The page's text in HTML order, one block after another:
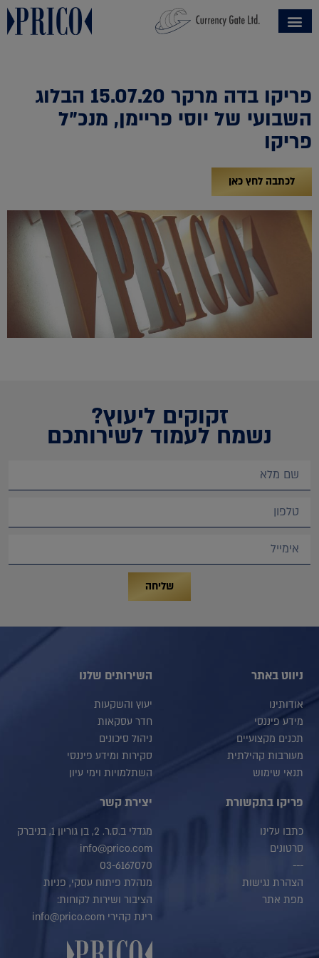
פריקו בדה מרקר 15.07.20 הבלוג
השבועי של יוסי פריימן, מנכ"ל
פריקו
לכתבה לחץ כאן
זקוקים ליעוץ?
נשמח לעמוד לשירותכם
שליחה
ניווט באתר
אודותינו
מידע פיננסי
תכנים מקצועיים
מעורבות קהילתית
תנאי שימוש
השירותים שלנו
יעוץ והשקעות
חדר עסקאות
ניהול סיכונים
סקירות ומידע פיננסי
השתלמויות וימי עיון
פריקו בתקשורת
כתבו עלינו
סרטונים
---
הצהרת נגישות
מפת אתר
יצירת קשר
מגדלי ב.ס.ר. 2, בן גוריון 1, בניברק
info@prico.com
03-6167070
מנהלת פיתוח עסקי, פניות
הציבור ושירות לקוחות:
רינת קהירי info@prico.com